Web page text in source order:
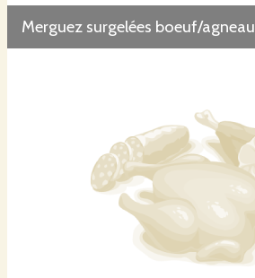
Merguez surgelées boeuf/agneau